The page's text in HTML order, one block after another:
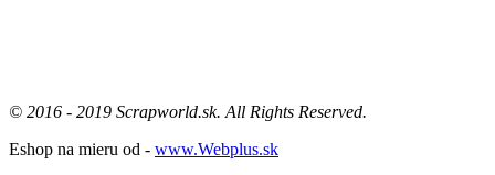
© 2016 - 2019 Scrapworld.sk. All Rights Reserved.
Eshop na mieru od - www.Webplus.sk